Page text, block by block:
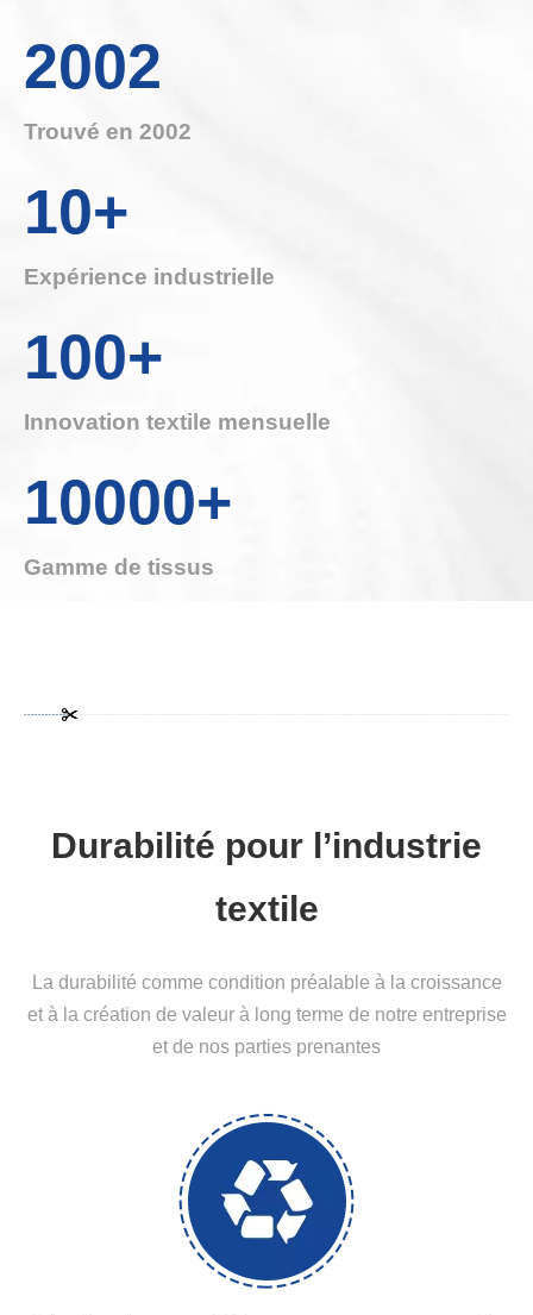
2002
Trouvé en 2002
10+
Expérience industrielle
100+
Innovation textile mensuelle
10000+
Gamme de tissus
Durabilité pour l’industrie
textile
La durabilité comme condition préalable à la croissance
et à la création de valeur à long terme de notre entreprise
et de nos parties prenantes